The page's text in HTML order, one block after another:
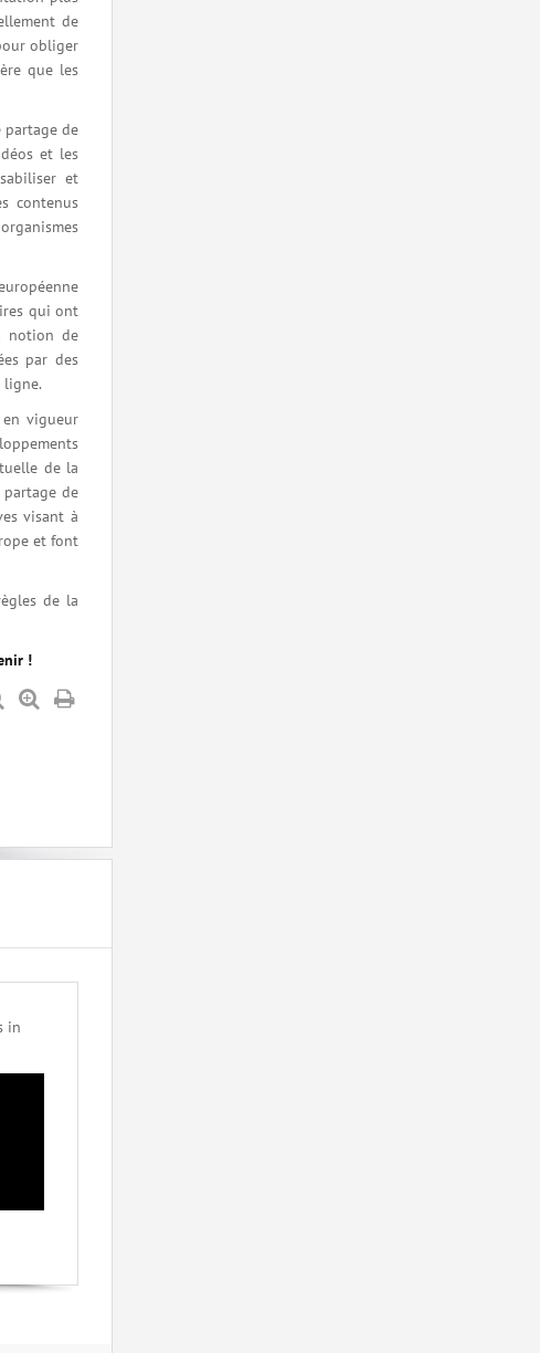
de
obliger
que les
partage de
et les
et
contenus
qui ont
notion de
par des
ligne.
vigueur
de la
de
visant à
et font
de la
!
in